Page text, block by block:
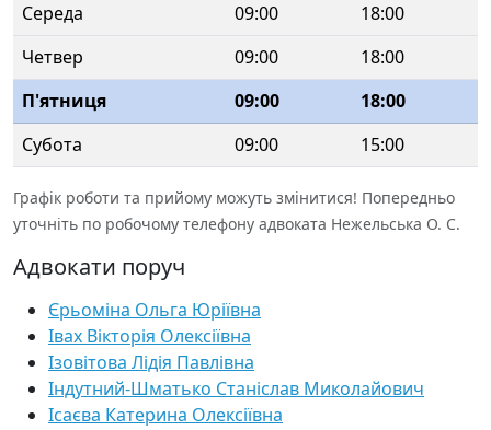
Середа
09:00
18:00
Четвер
09:00
18:00
П'ятниця
09:00
18:00
Субота
09:00 15:00
Графік роботи та прийому можуть змінитися! Попередньо
уточніть по робочому телефону адвоката Нежельська О. С.
Адвокати поруч
Єрьоміна Ольга Юріївна
Івах Вікторія Олексіївна
Ізовітова Лідія Павлівна
Індутний-Шматько Станіслав Миколайович
Ісаєва Катерина Олексіївна